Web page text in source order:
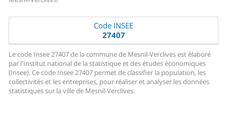
Code INSEE
27407
Le code Insee 27407 de la commune de Mesnil-Verclives est élaboré
par l'Institut national de la statistique et des études économiques
(Insee). Ce code Insee 27407 permet de classifier la population, les
collectivités et les entreprises, pour réaliser et analyser les données
statistiques sur la ville de Mesnil-Verclives.